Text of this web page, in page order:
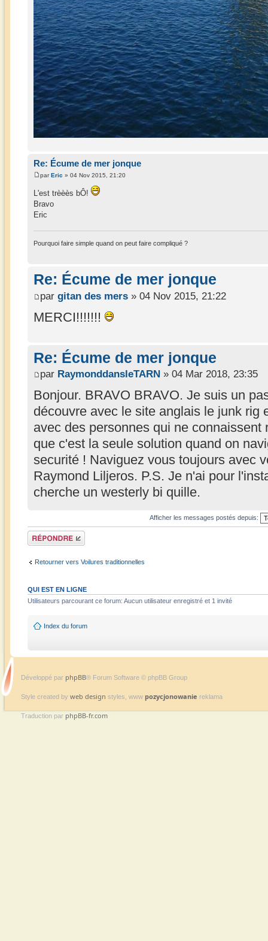
Re: Écume de mer jonque
parEric » 04 Nov 2015, 21:20
L'est trèèès bÔ!
Bravo
Eric
Pourquoi faire simple quand on peut faire compliqué ?
Re: Écume de mer jonque
par gitan des mers » 04 Nov 2015, 21:22
MERCI!!!!!!!
Re: Écume de mer jonque
par RaymonddansleTARN » 04 Mar 2018, 23:35
Bonjour. BRAVO BRAVO. Je suis un
découvre avec le site anglais le junk rig
avec des personnes qui ne
que c'est la seule solution quand on
securité ! Naviguez vous toujours avec
Raymond Liljeros. P.S. Je n'ai pour
cherche un westerly bi quille.
Afficher les messages postés depuis:
Répondre
Retourner vers Voilures traditionnelles
QUI EST EN LIGNE
Utilisateurs parcourant ce forum: Aucun utilisateur enregistré et 1 invité
Index du forum
Développé par phpBB® Forum Software © phpBB Group
Style created by web design styles, www pozycjonowanie reklama
Traduction par phpBB-fr.com